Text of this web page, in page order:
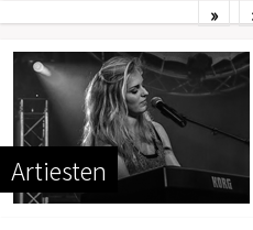
»
Artiesten